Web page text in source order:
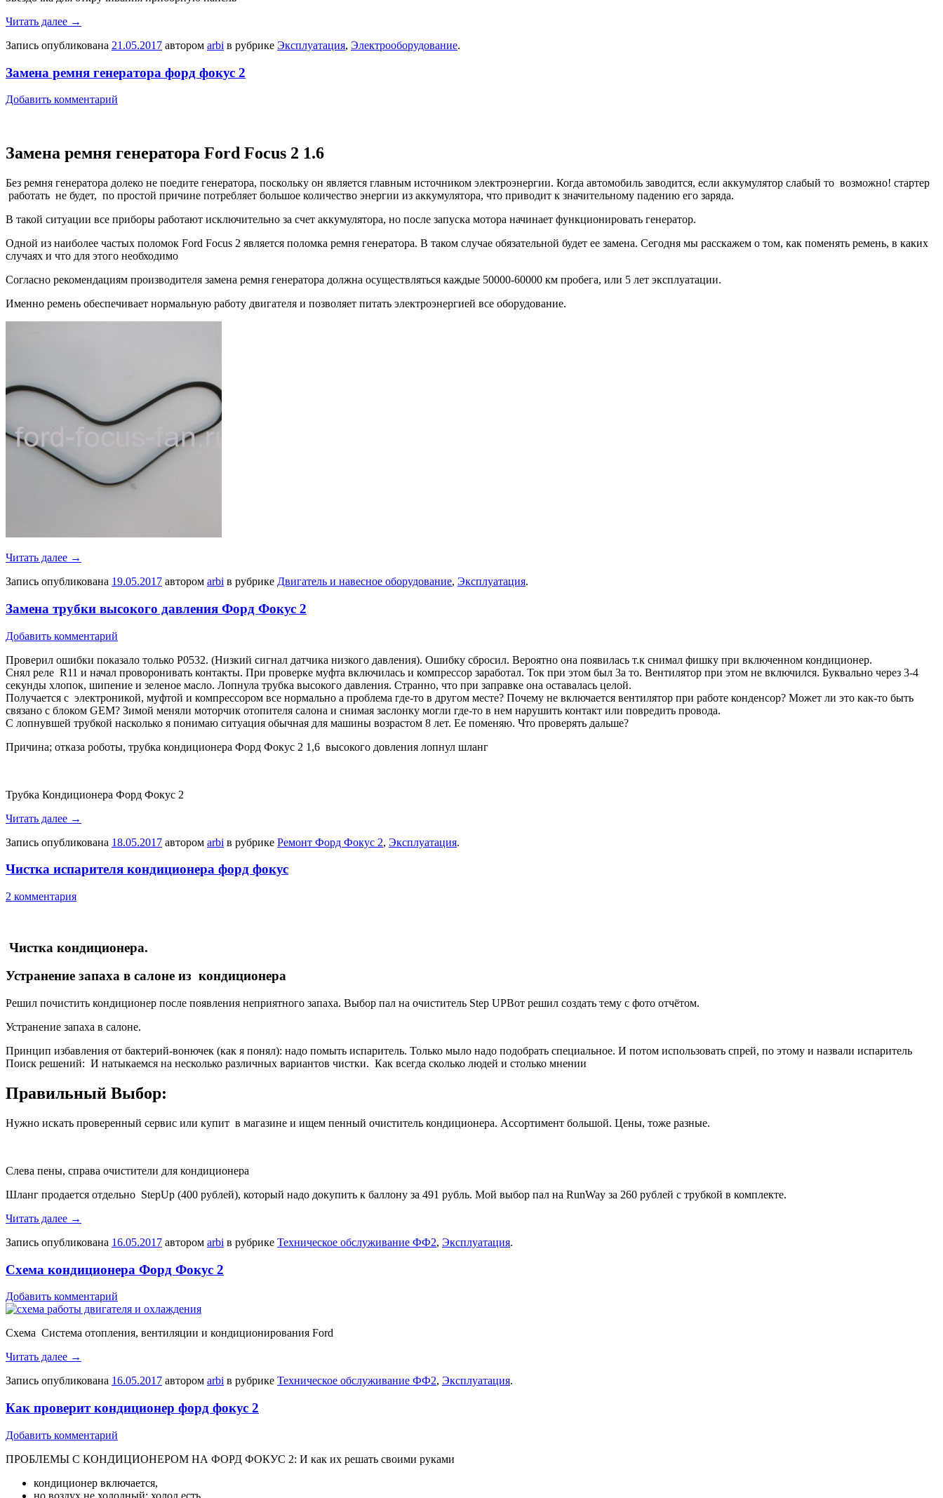
Читать далее →
Запись опубликована 21.05.2017 автором arbi в рубрике Эксплуатация, Электрооборудование.
Замена ремня генератора форд фокус 2
Добавить комментарий
Замена ремня генератора Ford Focus 2 1.6
Без ремня генератора долеко не поедите генератора, поскольку он является главным источником электроэнергии. Когда автомобиль заводится, если аккумулятор слабый то возможно! стартер
работать не будет, по простой причине потребляет большое количество энергии из аккумулятора, что приводит к значительному падению его заряда.
В такой ситуации все приборы работают исключительно за счет аккумулятора, но после запуска мотора начинает функционировать генератор.
Одной из наиболее частых поломок Ford Focus 2 является поломка ремня генератора. В таком случае обязательной будет ее замена. Сегодня мы расскажем о том, как поменять ремень, в каких
случаях и что для этого необходимо
Согласно рекомендациям производителя замена ремня генератора должна осуществляться каждые 50000-60000 км пробега, или 5 лет эксплуатации.
Именно ремень обеспечивает нормальную работу двигателя и позволяет питать электроэнергией все оборудование.
Читать далее →
Запись опубликована 19.05.2017 автором arbi в рубрике Двигатель и навесное оборудование, Эксплуатация.
Замена трубки высокого давления Форд Фокус 2
Добавить комментарий
Проверил ошибки показало только Р0532. (Низкий сигнал датчика низкого давления). Ошибку сбросил. Вероятно она появилась т.к снимал фишку при включенном кондиционер.
Снял реле R11 и начал проворонивать контакты. При проверке муфта включилась и компрессор заработал. Ток при этом был 3а то. Вентилятор при этом не включился. Буквально через 3-4
секунды хлопок, шипение и зеленое масло. Лопнула трубка высокого давления. Странно, что при заправке она оставалась целой.
Получается с электроникой, муфтой и компрессором все нормально а проблема где-то в другом месте? Почему не включается вентилятор при работе конденсор? Может ли это как-то быть
связано с блоком GEM? Зимой меняли моторчик отопителя салона и снимая заслонку могли где-то в нем нарушить контакт или повредить провода.
С лопнувшей трубкой насколько я понимаю ситуация обычная для машины возрастом 8 лет. Ее поменяю. Что проверять дальше?
Причина; отказа роботы, трубка кондиционера Форд Фокус 2 1,6 высокого довления лопнул шланг
Трубка Кондиционера Форд Фокус 2
Читать далее →
Запись опубликована 18.05.2017 автором arbi в рубрике Ремонт Форд Фокус 2, Эксплуатация.
Чистка испарителя кондиционера форд фокус
2 комментария
Чистка кондиционера.
Устранение запаха в салоне из кондиционера
Решил почистить кондиционер после появления неприятного запаха. Выбор пал на очиститель Step UPВот решил создать тему с фото отчётом.
Устранение запаха в салоне.
Принцип избавления от бактерий-вонючек (как я понял): надо помыть испаритель. Только мыло надо подобрать специальное. И потом использовать спрей, по этому и назвали испаритель
Поиск решений: И натыкаемся на несколько различных вариантов чистки. Как всегда сколько людей и столько мнении
Правильный Выбор:
Нужно искать проверенный сервис или купит в магазине и ищем пенный очиститель кондиционера. Ассортимент большой. Цены, тоже разные.
Слева пены, справа очистители для кондиционера
Шланг продается отдельно StepUp (400 рублей), который надо докупить к баллону за 491 рубль. Мой выбор пал на RunWay за 260 рублей с трубкой в комплекте.
Читать далее →
Запись опубликована 16.05.2017 автором arbi в рубрике Техническое обслуживание ФФ2, Эксплуатация.
Схема кондиционера Форд Фокус 2
Добавить комментарий
Схема Система отопления, вентиляции и кондиционирования Ford
Читать далее →
Запись опубликована 16.05.2017 автором arbi в рубрике Техническое обслуживание ФФ2, Эксплуатация.
Как проверит кондиционер форд фокус 2
Добавить комментарий
ПРОБЛЕМЫ С КОНДИЦИОНЕРОМ НА ФОРД ФОКУС 2: И как их решать своими руками
кондиционер включается,
но воздух не холодный; холод есть,